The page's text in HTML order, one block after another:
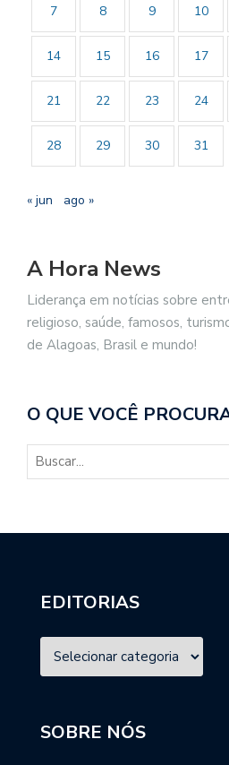
7 8 9 10
14 15 16 17
21 22 23 24
28 29 30 31
« jun ago »
A Hora News
Liderança em notícias sobre
religioso, saúde, famosos,
de Alagoas, Brasil e mundo!
O QUE VOCÊ
EDITORIAS
SOBRE NÓS